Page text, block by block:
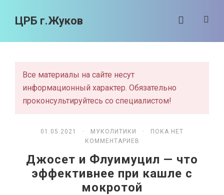
ЦРБ г.Жуков
Все материалы на сайте несут
информационный характер. Обязательно
проконсультируйтесь со специалистом!
01.05.2021 · МУКОЛИТИКИ
· ПОКА НЕТ
КОММЕНТАРИЕВ
Джосет и Флуимуцил — что
эффективнее при кашле с
мокротой